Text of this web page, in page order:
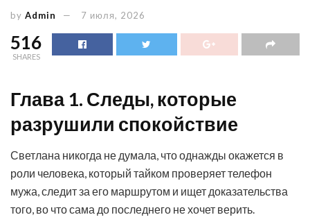
by Admin 7 июля, 2026
516
SHARES
Глава 1. Следы, которые
разрушили спокойствие
Светлана никогда не думала, что однажды окажется в
роли человека, который тайком проверяет телефон
мужа, следит за его маршрутом и ищет доказательства
того, во что сама до последнего не хочет верить.